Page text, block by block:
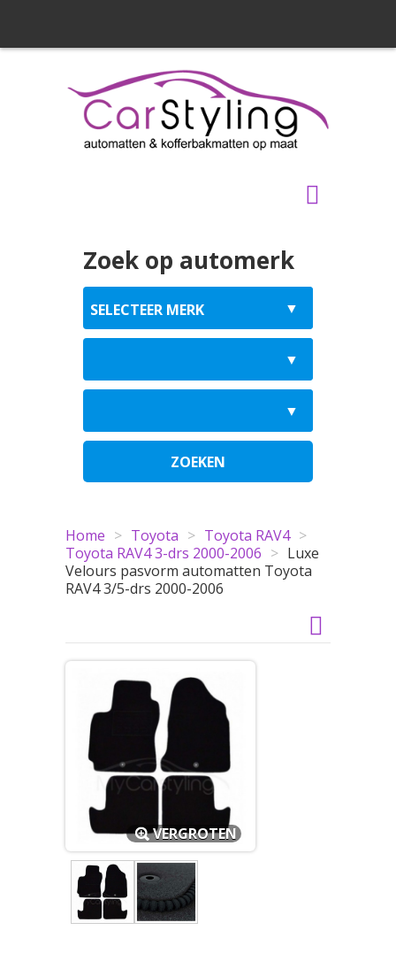
Zoek op automerk
ZOEKEN
Home > Toyota > Toyota RAV4 >
Toyota RAV4 3-drs 2000-2006 > Luxe
Velours pasvorm automatten Toyota
RAV4 3/5-drs 2000-2006
VERGROTEN